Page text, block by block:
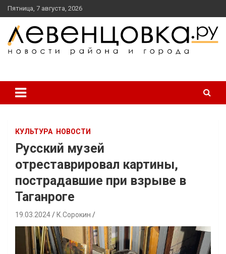
перейти
к
содержанию
Пятница, 7 августа, 2026
КУЛЬТУРА НОВОСТИ
Русский музей
отреставрировал картины,
пострадавшие при взрыве в
Таганроге
19.03.2024 К.Сорокин